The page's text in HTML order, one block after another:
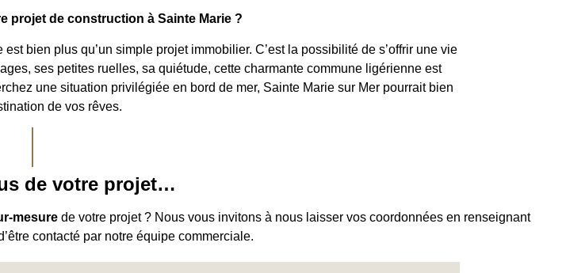
projet de construction à Sainte Marie ?
bien plus qu’un simple projet immobilier. C’est la possibilité de s’offrir une vie
ses petites ruelles, sa quiétude, cette charmante commune ligérienne est
une situation privilégiée en bord de mer, Sainte Marie sur Mer pourrait bien
de vos rêves.
de votre projet…
mesurede votre projet ? Nous vous invitons à nous laisser vos coordonnées en renseignant
contacté par notre équipe commerciale.